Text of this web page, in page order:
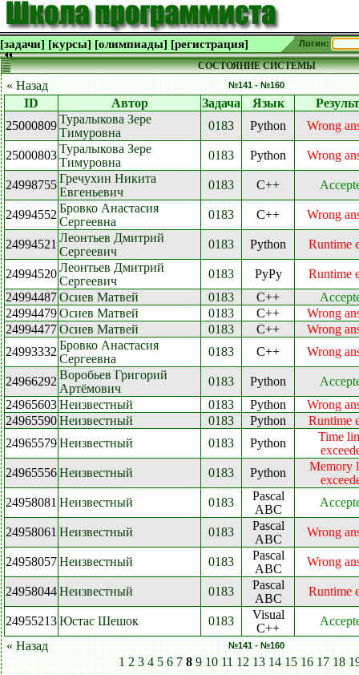
[задачи] [курсы] [олимпиады] [регистрация] Логин:
СОСТОЯНИЕ СИСТЕМЫ
« Назад №141 - №160
ID Автор Задача Язык
25000809Туралыкова Зере
Тимуровна
0183 Python Wrong
25000803Туралыкова Зере
Тимуровна
0183 Python Wrong
24998755Гречухин Никита
Евгеньевич
0183 C++
24994552 Бровко Анастасия
Сергеевна
0183 C++ Wrong
24994521 Леонтьев Дмитрий
Сергеевич
0183 Python Runtime
24994520Леонтьев Дмитрий
Сергеевич
0183 PyPy
Runtime
24994487Осиев Матвей 0183 C++
24994479Осиев Матвей 0183 C++
Wrong
24994477Осиев Матвей 0183 C++
Wrong
24993332 Бровко Анастасия
Сергеевна
0183 C++ Wrong
24966292 Воробьев Григорий
Артёмович
0183 Python
24965603Неизвестный 0183 Python
Wrong
24965590Неизвестный 0183 Python
Runtime
24965579Неизвестный 0183 Python
Time
24965556Неизвестный 0183 Python
Memory
24958081 Неизвестный 0183
Pascal
ABC
24958061 Неизвестный 0183
Pascal
ABC
Wrong
24958057Неизвестный 0183
Pascal
ABC
Wrong
24958044Неизвестный 0183
Pascal
ABC
Runtime
24955213Юстас Шешок 0183
Visual
C++
« Назад
№141 - №160
1 2 3 4 5 6 7 8 9 10 11 12 13 14 15 16 17 18